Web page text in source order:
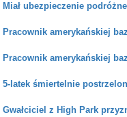
Miał ubezpieczenie
Pracownik amerykańskiej
Pracownik amerykańskiej
5-latek śmiertelnie
Gwałciciel z High Park